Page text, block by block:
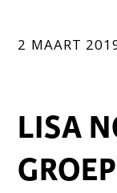
2 MAART
LISA